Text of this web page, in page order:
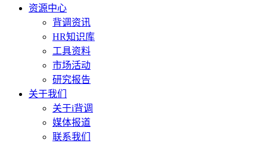
资源中心
背调资讯
HR知识库
工具资料
市场活动
研究报告
关于我们
关于i背调
媒体报道
联系我们